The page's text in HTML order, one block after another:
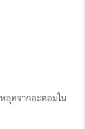
ลุดจากอะตอมใน